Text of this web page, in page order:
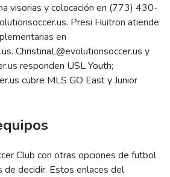
visorias y colocación en (773) 430-
Presi Huitron atiende
en
ChristinaL@evolutionsoccer.us y
responden USL Youth;
cubre MLS GO East y Junior
Club con otras opciones de futbol
de decidir. Estos enlaces del